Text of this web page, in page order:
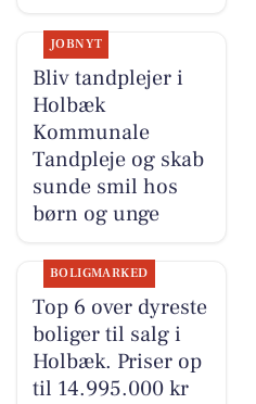
JOBNYT
Bliv tandplejer i
Holbæk
Kommunale
Tandpleje og skab
sunde smil hos
børn og unge
BOLIGMARKED
Top 6 over dyreste
boliger til salg i
Holbæk. Priser op
til 14.995.000 kr